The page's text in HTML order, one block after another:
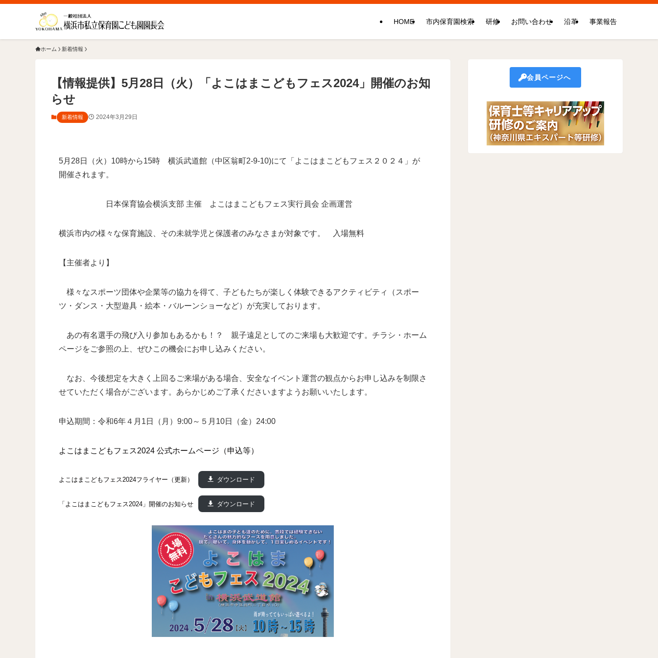
HOME 市内保育園検索 研修 お問い合わせ 沿革 事業報告
ホーム 新着情報
【情報提供】5月28日（火）「よこはまこどもフェス2024」開催のお知
らせ
新着情報 2024年3月29日
5月28日（火）10時から15時 横浜武道館（中区翁町2-9-10)にて「よこはまこどもフェス２０２４」が
開催されます。
日本保育協会横浜支部 主催 よこはまこどもフェス実行員会 企画運営
横浜市内の様々な保育施設、その未就学児と保護者のみなさまが対象です。 入場無料
【主催者より】
様々なスポーツ団体や企業等の協力を得て、子どもたちが楽しく体験できるアクティビティ（スポー
ツ・ダンス・大型遊具・絵本・バルーンショーなど）が充実しております。
あの有名選手の飛び入り参加もあるかも！？ 親子遠足としてのご来場も大歓迎です。チラシ・ホーム
ページをご参照の上、ぜひこの機会にお申し込みください。
なお、今後想定を大きく上回るご来場がある場合、安全なイベント運営の観点からお申し込みを制限さ
せていただく場合がございます。あらかじめご了承くださいますようお願いいたします。
申込期間：令和6年４月1日（月）9:00～５月10日（金）24:00
よこはまこどもフェス2024 公式ホームページ（申込等）
よこはまこどもフェス2024フライヤー（更新） ダウンロード
「よこはまこどもフェス2024」開催のお知らせ ダウンロード
会員ページへ